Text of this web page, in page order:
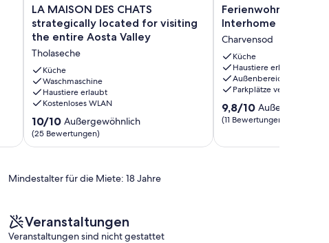
LA
MAISON
DES
CHATS
strategically
located
for
visiting
the
entire
Aosta
Valley
LA MAISON DES CHATS
strategically located for visiting
the entire Aosta Valley
Tholaseche
Küche
Waschmaschine
Haustiere erlaubt
Kostenloses WLAN
10.0
von
10,
Bewertungen)
10/10 Außergewöhnlich
(25 Bewertungen)
Ferienwohnung
Cima
Interhome
Charvensod
Ferienwohnung
Interhome
Charvensod
Küche
Haustiere erlaubt
Außenbereich
Parkplätze verfügbar
9.8
von
Außergewöhnlich,
9,8/10
(11 Bewertungen)
Mindestalter für die Miete: 18 Jahre
Veranstaltungen
Veranstaltungen sind nicht gestattet